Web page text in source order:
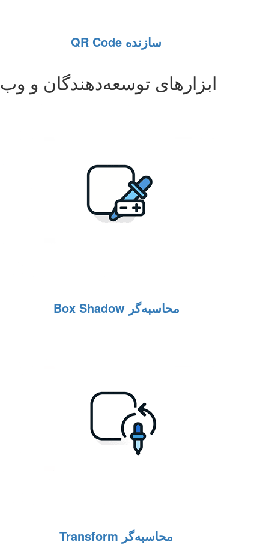
سازنده QR Code
ابزارهای توسعه‌دهندگان و وب
محاسبه‌گر Box Shadow
محاسبه‌گر Transform